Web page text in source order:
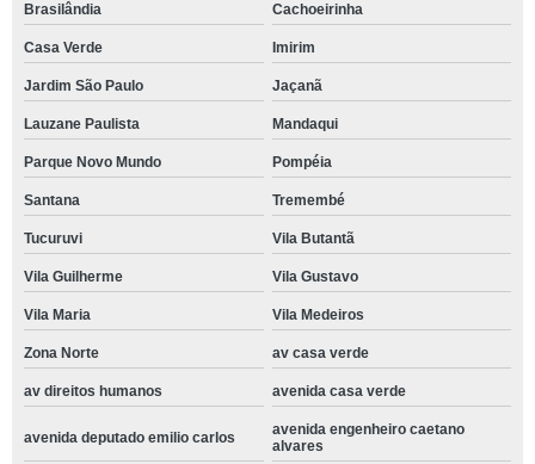
Brasilândia
Cachoeirinha
Casa Verde Imirim
Jardim São Paulo Jaçanã
Lauzane Paulista Mandaqui
Parque Novo Mundo Pompéia
Santana Tremembé
Tucuruvi Vila Butantã
Vila Guilherme Vila Gustavo
Vila Maria Vila Medeiros
Zona Norte av casa verde
av direitos humanos avenida casa verde
avenida deputado emilio carlos
avenida engenheiro caetano
alvares